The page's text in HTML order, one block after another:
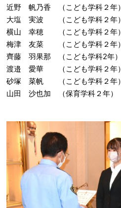
近野 帆乃香 （こども学科２年）
大塩 実波 （こども学科２年）
横山 幸穂 （こども学科２年）
梅津 友菜 （こども学科２年）
齊藤 羽果那 （こども学科2年）
渡邉 愛華 （こども学科２年）
砂塚 菜帆 （こども学科２年）
山田 沙也加 （保育学科２年）